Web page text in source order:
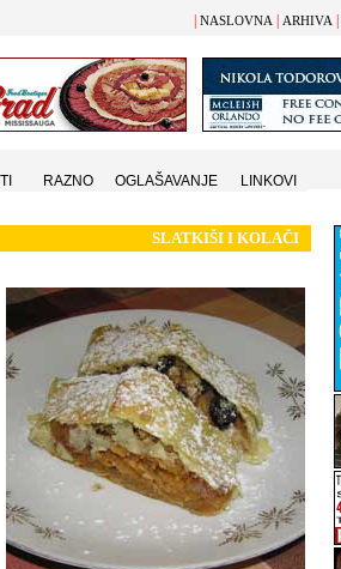
NASLOVNA ARHIVA
SLATKIŠI I KOLAČI
RAZNO OGLAŠAVANJE LINKOVI